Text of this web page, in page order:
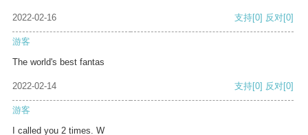
2022-02-16 支持[0] 反对[0]
游客
The world's best fantas
2022-02-14 支持[0] 反对[0]
游客
I called you 2 times. W